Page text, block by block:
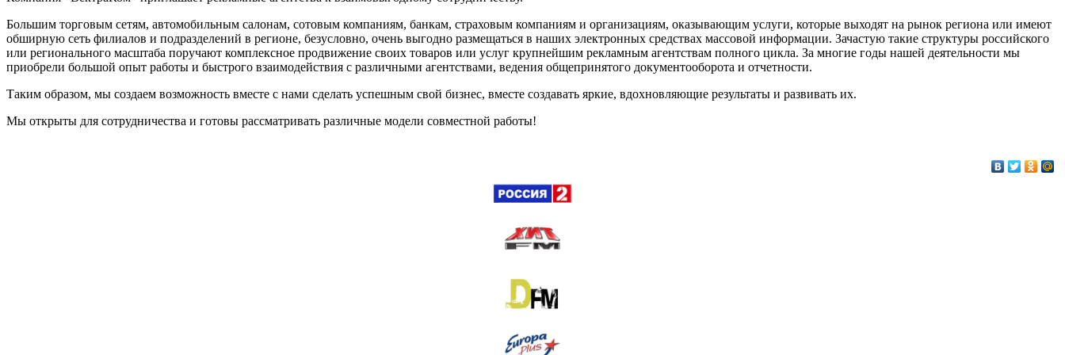
Большим торговым сетям, автомобильным салонам, сотовым компаниям, банкам, страховым компаниям и организациям, оказывающим услуги, которые выходят на рынок региона или имеют
обширную сеть филиалов и подразделений в регионе, безусловно, очень выгодно размещаться в наших электронных средствах массовой информации. Зачастую такие структуры российского
или регионального масштаба поручают комплексное продвижение своих товаров или услуг крупнейшим рекламным агентствам полного цикла. За многие годы нашей деятельности мы
приобрели большой опыт работы и быстрого взаимодействия с различными агентствами, ведения общепринятого документооборота и отчетности.
Таким образом, мы создаем возможность вместе с нами сделать успешным свой бизнес, вместе создавать яркие, вдохновляющие результаты и развивать их.
Мы открыты для сотрудничества и готовы рассматривать различные модели совместной работы!